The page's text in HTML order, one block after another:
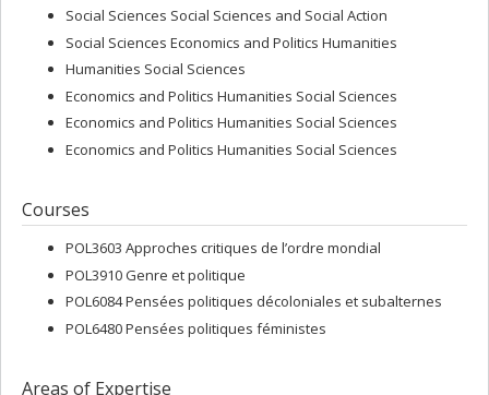
Social Sciences Social Sciences and Social Action
Social Sciences Economics and Politics Humanities
Humanities Social Sciences
Economics and Politics Humanities Social Sciences
Economics and Politics Humanities Social Sciences
Economics and Politics Humanities Social Sciences
Courses
POL3603 Approches critiques de l’ordre mondial
POL3910 Genre et politique
POL6084 Pensées politiques décoloniales et subalternes
POL6480 Pensées politiques féministes
Areas of Expertise